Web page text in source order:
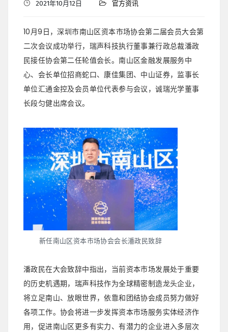
2021年10月12日 官方资讯
10月9日，深圳市南山区资本市场协会第二届会员大会第
二次会议成功举行，瑞声科技执行董事兼行政总裁潘政
民接任协会第二任轮值会长。南山区金融发展服务中
心、会长单位招商蛇口、康佳集团、中山证券，监事长
单位汇通金控及会员单位代表参与会议，诚瑞光学董事
长段匀健出席会议。
新任南山区资本市场协会会长潘政民致辞
潘政民在大会致辞中指出，当前资本市场发展处于重要
的历史机遇期，瑞声科技作为全球精密制造龙头企业，
将立足南山、放眼世界，依靠和团结协会成员努力做好
各项工作。协会将进一步发挥资本市场服务实体经济作
用，促进南山区更多有实力、有潜力的企业进入多层次